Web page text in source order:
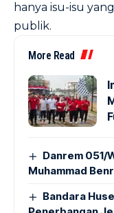
hanya isu-isu
publik.
More Read
Danrem 051/
Muhammad
Bandara